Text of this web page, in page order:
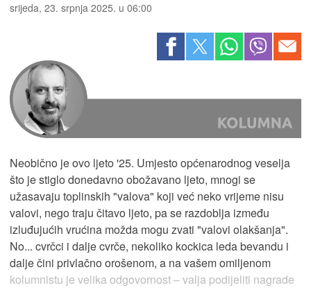
srijeda, 23. srpnja 2025. u 06:00
Neobično je ovo ljeto '25. Umjesto općenarodnog veselja
što je stiglo donedavno obožavano ljeto, mnogi se
užasavaju toplinskih "valova" koji već neko vrijeme nisu
valovi, nego traju čitavo ljeto, pa se razdoblja između
izluđujućih vrućina možda mogu zvati "valovi olakšanja".
No... cvrčci i dalje cvrče, nekoliko kockica leda bevandu i
dalje čini privlačno orošenom, a na vašem omiljenom
kolumnistu je velika odgovornost – valja podijeliti nagrade